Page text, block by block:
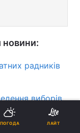
новини:
радників
виборів
ПОГОДА ЛАЙТ